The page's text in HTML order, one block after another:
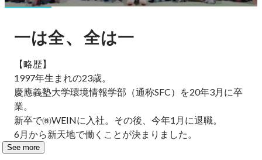
一は全、全は一
【略歴】
1997年生まれの23歳。
慶應義塾大学環境情報学部（通称SFC）を20年3月に卒
業。
新卒で㈱WEINに入社。その後、今年1月に退職。
6月から新天地で働くことが決まりました。
See more